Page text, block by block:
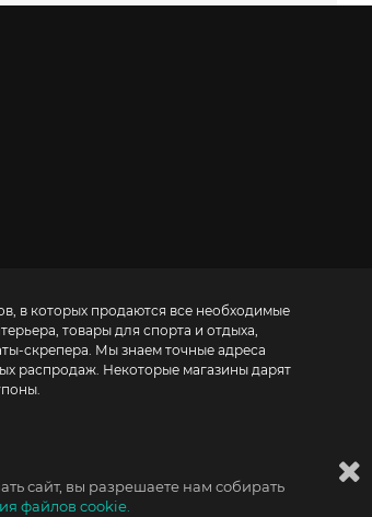
сайт, вы разрешаете нам собирать
файлов cookie.
в которых продаются все необходимые
товары для спорта и отдыха,
скрепера. Мы знаем точные адреса
распродаж. Некоторые магазины дарят